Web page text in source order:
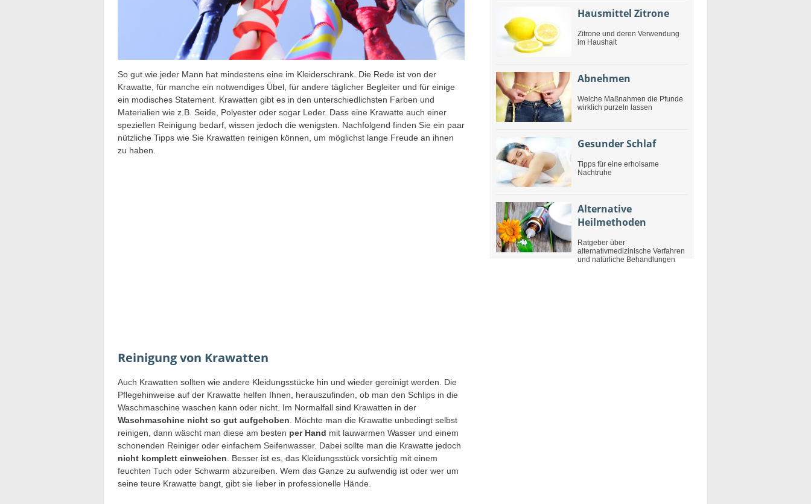
So gut wie jeder Mann hat mindestens eine im Kleiderschrank. Die Rede ist von der
Krawatte, für manche ein notwendiges Übel, für andere täglicher Begleiter und für einige
ein modisches Statement. Krawatten gibt es in den unterschiedlichsten Farben und
Materialien wie z.B. Seide, Polyester oder sogar Leder. Dass eine Krawatte auch einer
speziellen Reinigung bedarf, wissen jedoch die wenigsten. Nachfolgend finden Sie ein paar
nützliche Tipps wie Sie Krawatten reinigen können, um möglichst lange Freude an ihnen
zu haben.
Reinigung von Krawatten
Auch Krawatten sollten wie andere Kleidungsstücke hin und wieder gereinigt werden. Die
Pflegehinweise auf der Krawatte helfen Ihnen, herauszufinden, ob man den Schlips in die
Waschmaschine waschen kann oder nicht. Im Normalfall sind Krawatten in der
Waschmaschine nicht so gut aufgehoben . Möchte man die Krawatte unbedingt selbst
reinigen, dann wäscht man diese am besten per Hand mit lauwarmen Wasser und einem
schonenden Reiniger oder einfachem Seifenwasser. Dabei sollte man die Krawatte jedoch
nicht komplett einweichen . Besser ist es, das Kleidungsstück vorsichtig mit einem
feuchten Tuch oder Schwarm abzureiben. Wem das Ganze zu aufwendig ist oder wer um
seine teure Krawatte bangt, gibt sie lieber in professionelle Hände.
Hausmittel Zitrone
Zitrone und deren Verwendung
im Haushalt
Abnehmen
Welche Maßnahmen die Pfunde
wirklich purzeln lassen
Gesunder Schlaf
Tipps für eine erholsame
Nachtruhe
Alternative
Heilmethoden
Ratgeber über
alternativmedizinische Verfahren
und natürliche Behandlungen